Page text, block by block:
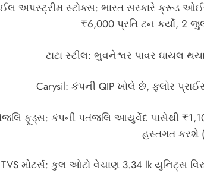
અપસ્ટ્રીમ સ્ટોક્સ: ભારત સરકારે ક્રૂડ
₹6,000 પ્રતિ ટન કર્યો, 2
ટાટા સ્ટીલ: ભુવનેશ્વર પાવર ઘાયલ
Carysil: કંપની QIP ખોલે છે, ફ્લોર
ફૂડ્સ: કંપની પતંજલિ આયુર્વેદ પાસેથી
હસ્તગત કરશે
TVS મોટર્સ: કુલ ઓટો વેચાણ 3.34 lk યુનિટ્સ